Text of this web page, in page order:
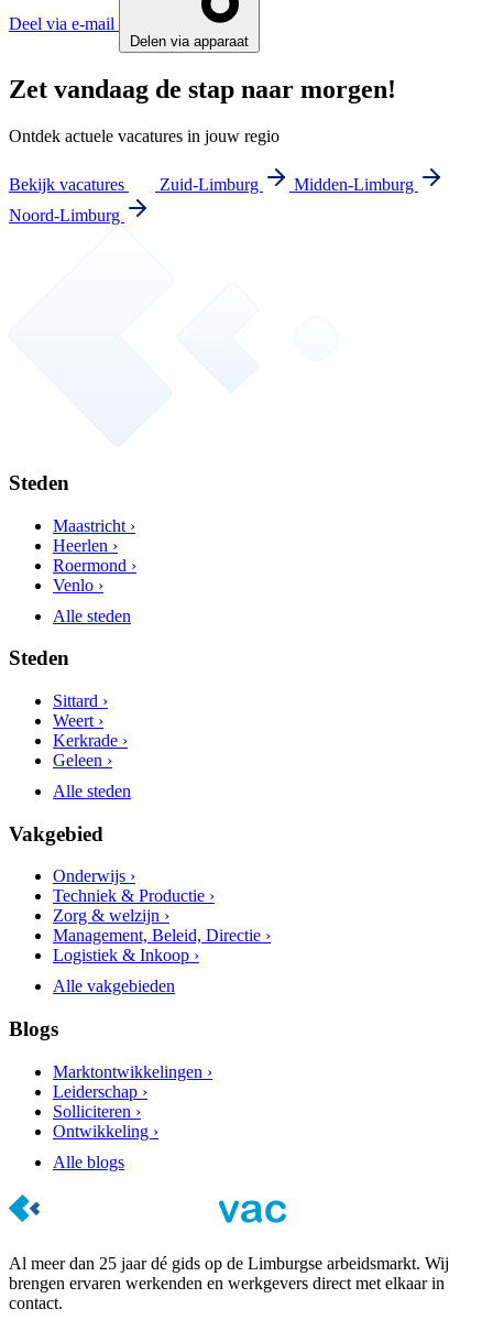
Deel via e-mail
Delen via apparaat
Zet vandaag de stap naar morgen!
Ontdek actuele vacatures in jouw regio
Bekijk vacatures Zuid-Limburg
Midden-Limburg
Noord-Limburg
Steden
Maastricht ›
Heerlen ›
Roermond ›
Venlo ›
Alle steden
Steden
Sittard ›
Weert ›
Kerkrade ›
Geleen ›
Alle steden
Vakgebied
Onderwijs ›
Techniek & Productie ›
Zorg & welzijn ›
Management, Beleid, Directie ›
Logistiek & Inkoop ›
Alle vakgebieden
Blogs
Marktontwikkelingen ›
Leiderschap ›
Solliciteren ›
Ontwikkeling ›
Alle blogs
Al meer dan 25 jaar dé gids op de Limburgse arbeidsmarkt. Wij
brengen ervaren werkenden en werkgevers direct met elkaar in
contact.